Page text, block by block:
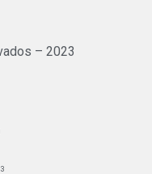
– 2023